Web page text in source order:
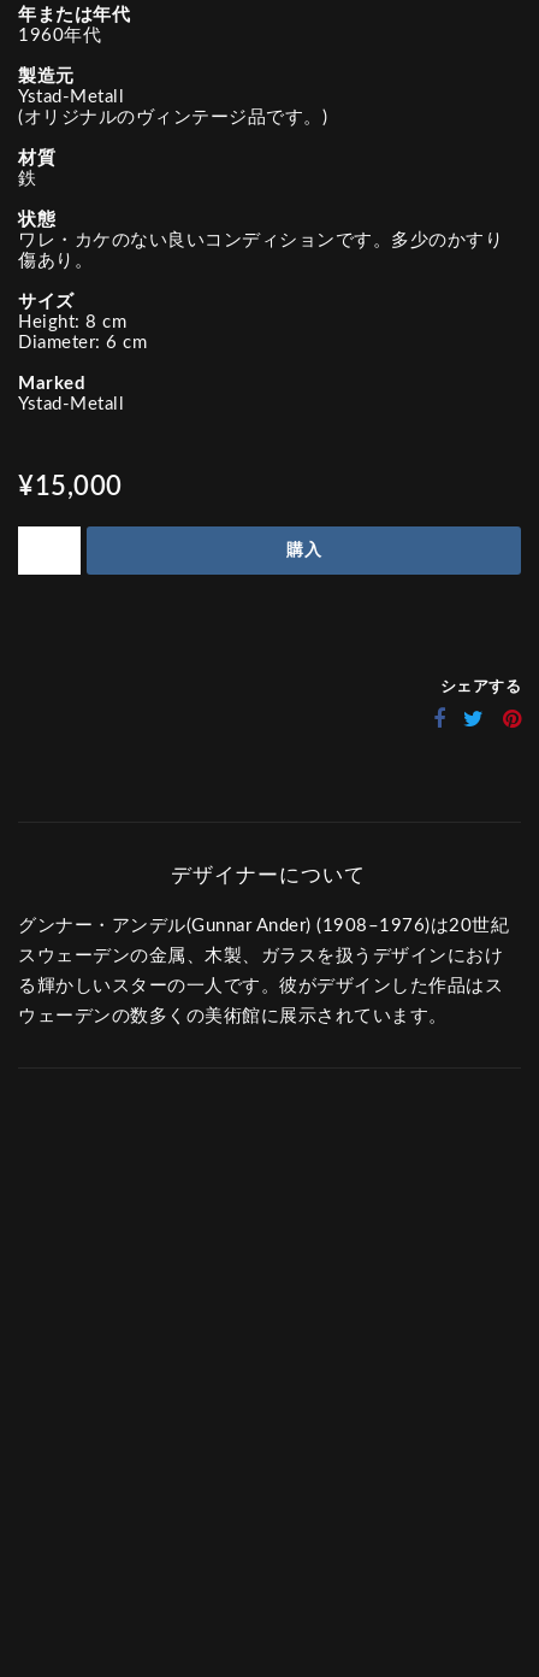
年または年代
1960年代
製造元
Ystad-Metall
(オリジナルのヴィンテージ品です。)
材質
鉄
状態
ワレ・カケのない良いコンディションです。多少のかすり
傷あり。
サイズ
Height: 8 cm
Diameter: 6 cm
Marked
Ystad-Metall
¥15,000
購入
シェアする
グンナー・アンデル(Gunnar Ander) (1908–1976)は20世紀
スウェーデンの金属、木製、ガラスを扱うデザインにおけ
る輝かしいスターの一人です。彼がデザインした作品はス
ウェーデンの数多くの美術館に展示されています。